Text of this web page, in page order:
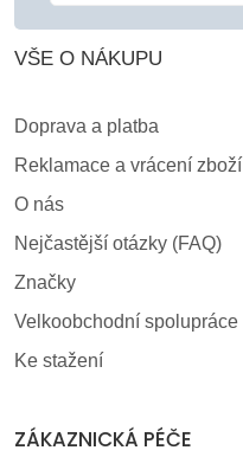
VŠE O NÁKUPU
Doprava a platba
Reklamace a vrácení zboží
O nás
Nejčastější otázky (FAQ)
Značky
Velkoobchodní spolupráce
Ke stažení
ZÁKAZNICKÁ PÉČE